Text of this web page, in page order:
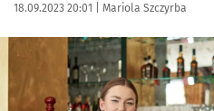
Data publikacji:
18.09.2023 20:01 | Autor:
Mariola Szczyrba
Kliknij, aby zobaczyć galerię